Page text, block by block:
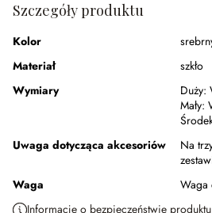
Szczegóły produktu
Kolor
Materiał
szkło
Wymiary
Duży:
Mały:
Uwaga dotycząca akcesoriów
Na
Waga
Waga
Informacje o bezpieczeństwie produktu